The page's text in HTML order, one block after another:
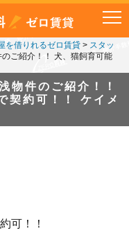
を借りれるゼロ賃貸> スタッ
ご紹介！！ 犬、猫飼育可能
物件のご紹介！！
契約可！！ ケイメ
可！！